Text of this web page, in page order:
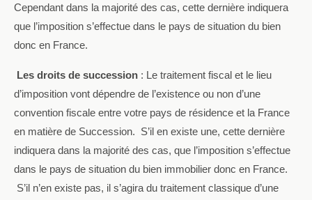
Cependant dans la majorité des cas, cette dernière indiquera
que l’imposition s’effectue dans le pays de situation du bien
donc en France.
Les droits de succession : Le traitement fiscal et le lieu
d’imposition vont dépendre de l’existence ou non d’une
convention fiscale entre votre pays de résidence et la France
en matière de Succession.
S’il en existe une, cette dernière
indiquera dans la majorité des cas, que l’imposition s’effectue
dans le pays de situation du bien immobilier donc en France.
S’il n’en existe pas, il s’agira du traitement classique d’une